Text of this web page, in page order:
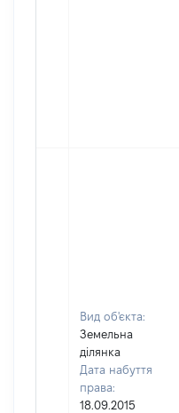
Вид об'єкта:
Земельна
ділянка
Дата набуття
права:
18.09.2015